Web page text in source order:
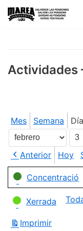
Saltar
Actividades
Mes Semana Día
Mes
Día
Año
Anterior
Hoy
Categorías
Concentració
Xerrada
Imprimir